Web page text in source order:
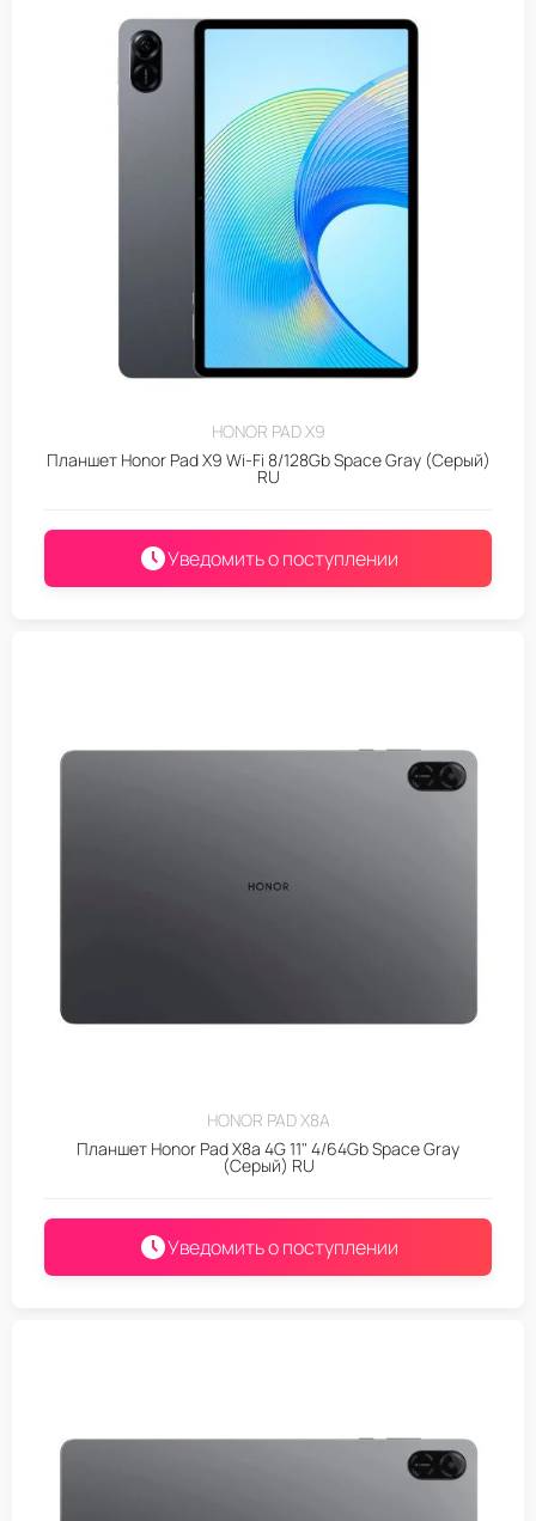
HONOR PAD X9
Планшет Honor Pad X9 Wi-Fi 8/128Gb Space Gray (Серый)
RU
Уведомить о поступлении
HONOR PAD X8A
Планшет Honor Pad X8a 4G 11" 4/64Gb Space Gray
(Серый) RU
Уведомить о поступлении